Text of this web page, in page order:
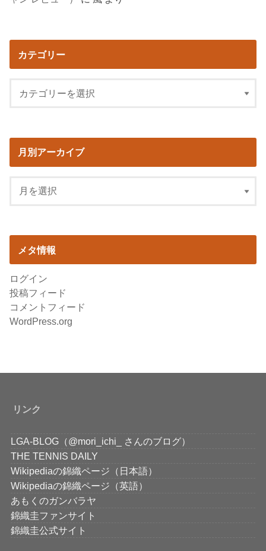
カテゴリー
月別アーカイブ
メタ情報
ログイン
投稿フィード
コメントフィード
WordPress.org
リンク
LGA-BLOG（@mori_ichi_ さんのブログ）
THE TENNIS DAILY
Wikipediaの錦織ページ（日本語）
Wikipediaの錦織ページ（英語）
あもくのガンバラヤ
錦織圭ファンサイト
錦織圭公式サイト